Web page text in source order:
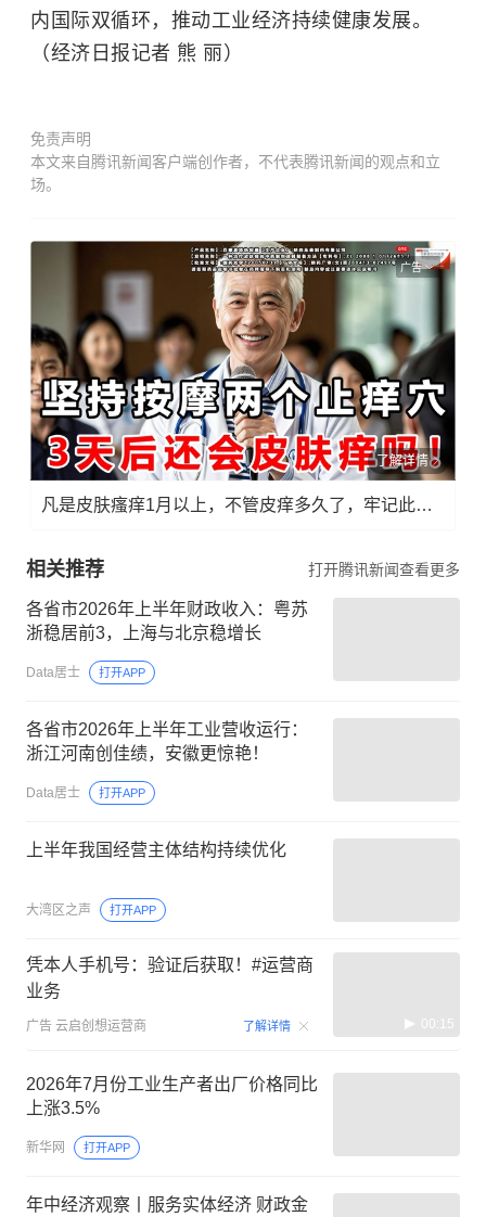
内国际双循环，推动工业经济持续健康发展。
（经济日报记者 熊 丽）
免责声明
本文来自腾讯新闻客户端创作者，不代表腾讯新闻的观点和立
场。
广告
了解详情
凡是皮肤瘙痒1月以上，不管皮痒多久了，牢记此法，快！准！狠！
相关推荐 打开腾讯新闻查看更多
各省市2026年上半年财政收入：粤苏
浙稳居前3，上海与北京稳增长
Data居士 打开APP
各省市2026年上半年工业营收运行：
浙江河南创佳绩，安徽更惊艳！
Data居士 打开APP
上半年我国经营主体结构持续优化
大湾区之声 打开APP
凭本人手机号：验证后获取！#运营商
业务
广告 云启创想运营商 了解详情 00:15
2026年7月份工业生产者出厂价格同比
上涨3.5%
新华网 打开APP
年中经济观察丨服务实体经济 财政金